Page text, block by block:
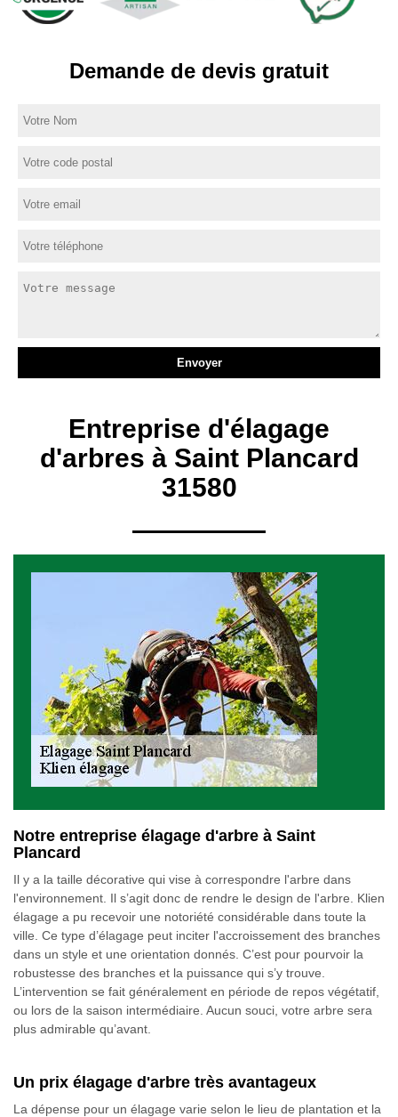
Demande de devis gratuit
Entreprise d'élagage
d'arbres à Saint Plancard
31580
Notre entreprise élagage d'arbre à Saint
Plancard
Il y a la taille décorative qui vise à correspondre l'arbre dans
l'environnement. Il s’agit donc de rendre le design de l'arbre. Klien
élagage a pu recevoir une notoriété considérable dans toute la
ville. Ce type d’élagage peut inciter l'accroissement des branches
dans un style et une orientation donnés. C’est pour pourvoir la
robustesse des branches et la puissance qui s’y trouve.
L’intervention se fait généralement en période de repos végétatif,
ou lors de la saison intermédiaire. Aucun souci, votre arbre sera
plus admirable qu’avant.
Un prix élagage d'arbre très avantageux
La dépense pour un élagage varie selon le lieu de plantation et la